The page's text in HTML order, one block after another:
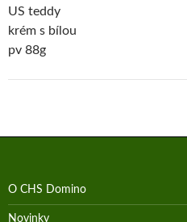
US teddy
krém s bílou
pv 88g
O CHS Domino
Novinky